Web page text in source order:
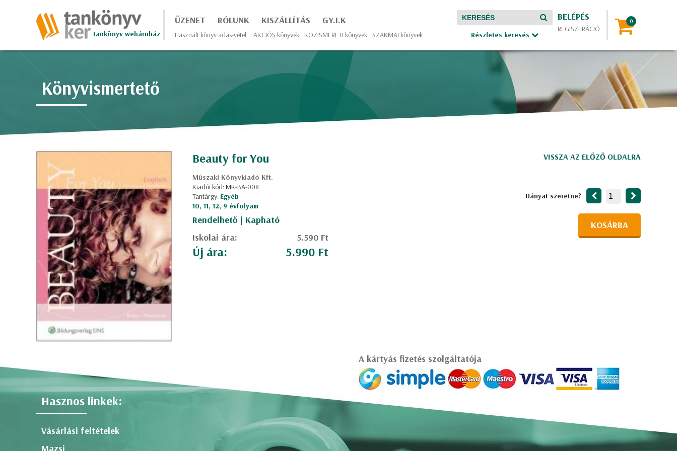
tankönyv webáruház
ÜZENET RÓLUNK KISZÁLLÍTÁS GY.I.K
Használt könyv adás-vétel AKCIÓS könyvek KÖZISMERETI könyvek SZAKMAI könyvek Részletes keresés
BELÉPÉS
REGISZTRÁCIÓ
Könyvismertető
Beauty for You
Műszaki Könyvkiadó Kft.
Kiadói kód: MK-BA-008
Tantárgy: Egyéb
10, 11, 12, 9 évfolyam
Rendelhető | Kapható
Iskolai ára:
5.590 Ft
Új ára: 5.990 Ft
VISSZA AZ ELŐZŐ OLDALRA
Hányat szeretne?
KOSÁRBA
A kártyás fizetés szolgáltatója
Hasznos linkek:
Vásárlási feltételek
Mazsi